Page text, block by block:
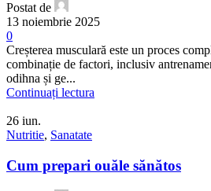
Postat de
13 noiembrie 2025
0
Creșterea musculară este un proces
combinație de factori, inclusiv
odihna și ge...
Continuați lectura
26 iun.
Nutritie, Sanatate
Cum prepari ouăle sănătos